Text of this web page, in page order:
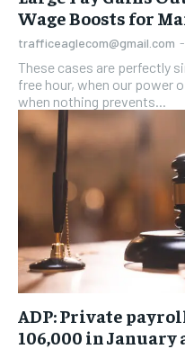
Wage Boosts for
trafficeaglecom@gmail.com -
These cases are perfectly
free hour, when our power
when nothing prevents...
ADP: Private
106,000 in